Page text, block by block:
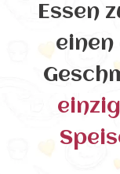
Essen